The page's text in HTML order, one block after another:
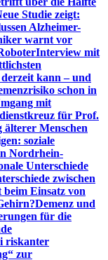
Studie zeigt:
Alzheimer-
warnt vor
Interview mit
kann – und
schon in
mit
für Prof.
Menschen
soziale
Nordrhein-
Unterschiede
zwischen
Einsatz von
Demenz und
für die
riskanter
zur